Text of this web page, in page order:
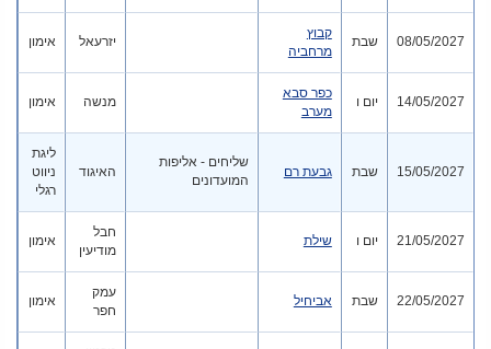
08/05/2027 שבת
קבוץ
מרחביה
יזרעאל אימון
14/05/2027 יום ו
כפר סבא
מערב
מנשה אימון
15/05/2027 שבת גבעת רם
שליחים - אליפות
המועדונים
האיגוד
ליגת
ניווט
רגלי
21/05/2027 יום ו שילת
חבל
מודיעין
אימון
22/05/2027 שבת אביחיל
עמק
חפר
אימון